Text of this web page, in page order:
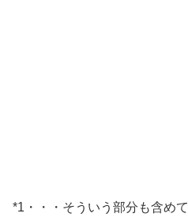
*1・・・そういう部分も含めて